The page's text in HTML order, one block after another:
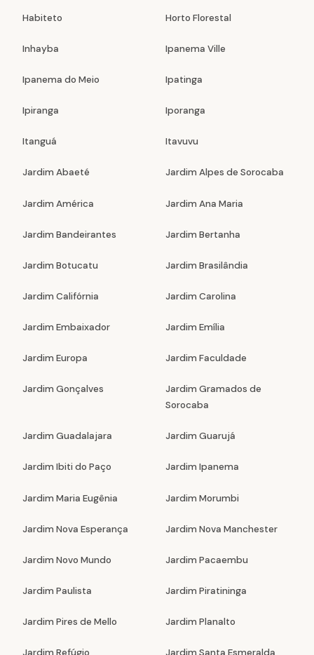
Habiteto Horto Florestal
Inhayba Ipanema Ville
Ipanema do Meio Ipatinga
Ipiranga Iporanga
Itanguá Itavuvu
Jardim Abaeté Jardim Alpes de Sorocaba
Jardim América Jardim Ana Maria
Jardim Bandeirantes Jardim Bertanha
Jardim Botucatu Jardim Brasilândia
Jardim Califórnia Jardim Carolina
Jardim Embaixador Jardim Emília
Jardim Europa Jardim Faculdade
Jardim Gonçalves
Jardim Gramados de
Sorocaba
Jardim Guadalajara Jardim Guarujá
Jardim Ibiti do Paço Jardim Ipanema
Jardim Maria Eugênia Jardim Morumbi
Jardim Nova Esperança Jardim Nova Manchester
Jardim Novo Mundo Jardim Pacaembu
Jardim Paulista Jardim Piratininga
Jardim Pires de Mello Jardim Planalto
Jardim Refúgio Jardim Santa Esmeralda